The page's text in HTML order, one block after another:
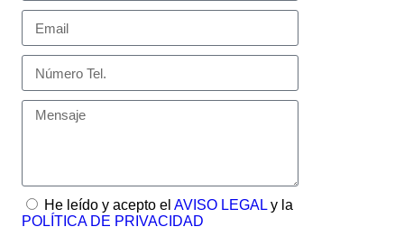
He leído y acepto el AVISO LEGAL y la
POLÍTICA DE PRIVACIDAD